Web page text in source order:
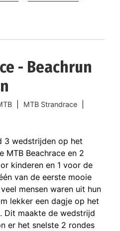
- Beachrun
MTB Strandrace
3 wedstrijden op het
MTB Beachrace en 2
kinderen en 1 voor de
van de eerste mooie
mensen waren uit hun
lekker een dagje op het
Dit maakte de wedstrijd
er het snelste 2 rondes